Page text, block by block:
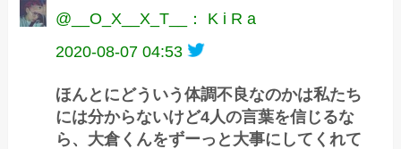
@__O_X__X_T__： K i R a
2020-08-07 04:53
ほんとにどういう体調不良なのかは私たち
には分からないけど4人の言葉を信じるな
ら、大倉くんをずーっと大事にしてくれて